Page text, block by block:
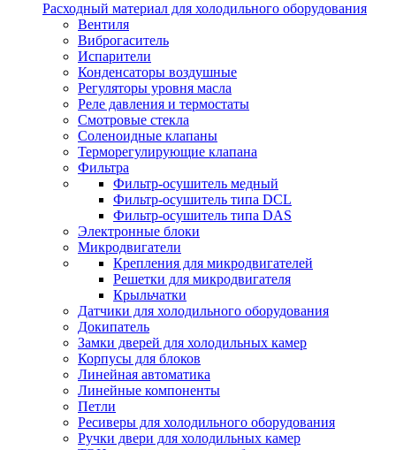
Расходный материал для холодильного оборудования
Вентиля
Виброгаситель
Испарители
Конденсаторы воздушные
Регуляторы уровня масла
Реле давления и термостаты
Смотровые стекла
Соленоидные клапаны
Терморегулирующие клапана
Фильтра
Фильтр-осушитель медный
Фильтр-осушитель типа DCL
Фильтр-осушитель типа DAS
Электронные блоки
Микродвигатели
Крепления для микродвигателей
Решетки для микродвигателя
Крыльчатки
Датчики для холодильного оборудования
Докипатель
Замки дверей для холодильных камер
Корпусы для блоков
Линейная автоматика
Линейные компоненты
Петли
Ресиверы для холодильного оборудования
Ручки двери для холодильных камер